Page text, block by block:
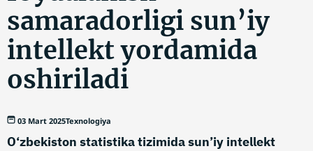
samaradorligi sun’iy
intellekt yordamida
oshiriladi
03 Mart 2025Texnologiya
O‘zbekiston statistika tizimida sun’iy intellekt